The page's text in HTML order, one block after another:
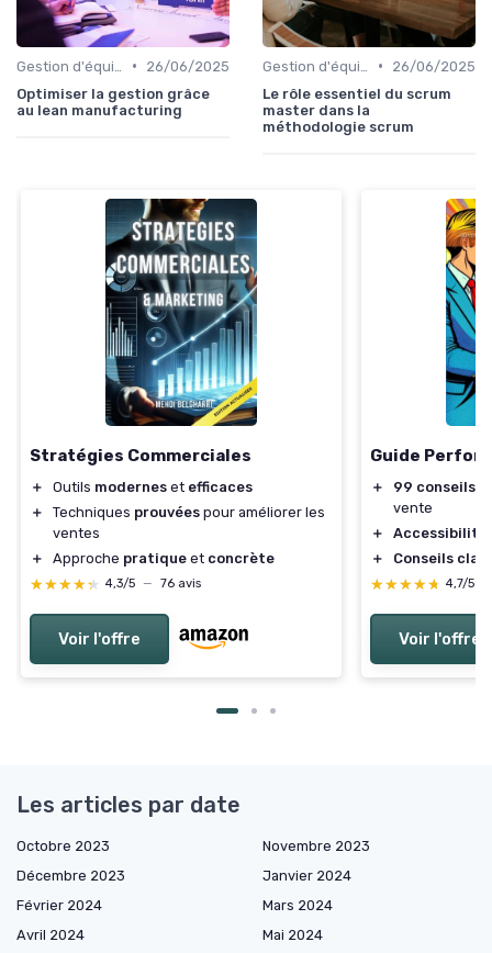
•
26/06/2025
Optimiser la gestion grâce
au lean manufacturing
•
26/06/2025
Le rôle essentiel du scrum
master dans la
méthodologie scrum
Stratégies Commerciales
＋ Outils modernes et efficaces
＋
Techniques prouvées pour améliorer les
ventes
＋
Approche pratique et concrète
★★★★★
★★★★★ 4,3/5 — 76 avis
Voir l'offre
Guide
＋
99 conseils
vente
＋
Accessibilité
＋
Conseils
★★★★★
★★★★★ 4,7/5
Voir l'offre
Les articles par date
Octobre 2023
Novembre 2023
Décembre 2023
Janvier 2024
Février 2024
Mars 2024
Avril 2024
Mai 2024